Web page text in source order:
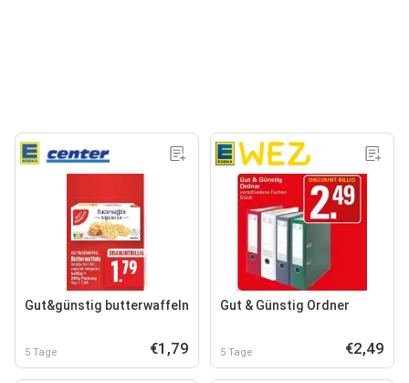
Gut&günstig butterwaffeln
5 Tage €1,79
Gut & Günstig Ordner
5 Tage €2,49